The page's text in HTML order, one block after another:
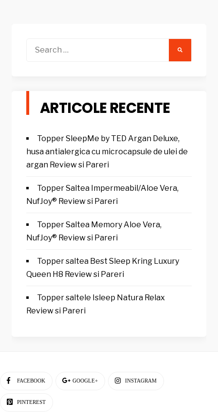
ARTICOLE RECENTE
Topper SleepMe by TED Argan Deluxe,
husa antialergica cu microcapsule de ulei de
argan Review si Pareri
Topper Saltea Impermeabil/Aloe Vera,
NufJoy® Review si Pareri
Topper Saltea Memory Aloe Vera,
NufJoy® Review si Pareri
Topper saltea Best Sleep Kring Luxury
Queen H8 Review si Pareri
Topper saltele Isleep Natura Relax
Review si Pareri
FACEBOOK GOOGLE+ INSTAGRAM
PINTEREST